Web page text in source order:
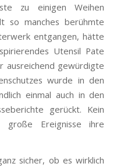
zu einigen Weihen
so manches berühmte
entgangen, hätte
Utensil Pate
ausreichend gewürdigte
wurde in den
einmal auch in den
gerückt. Kein
große Ereignisse ihre
sicher, ob es wirklich